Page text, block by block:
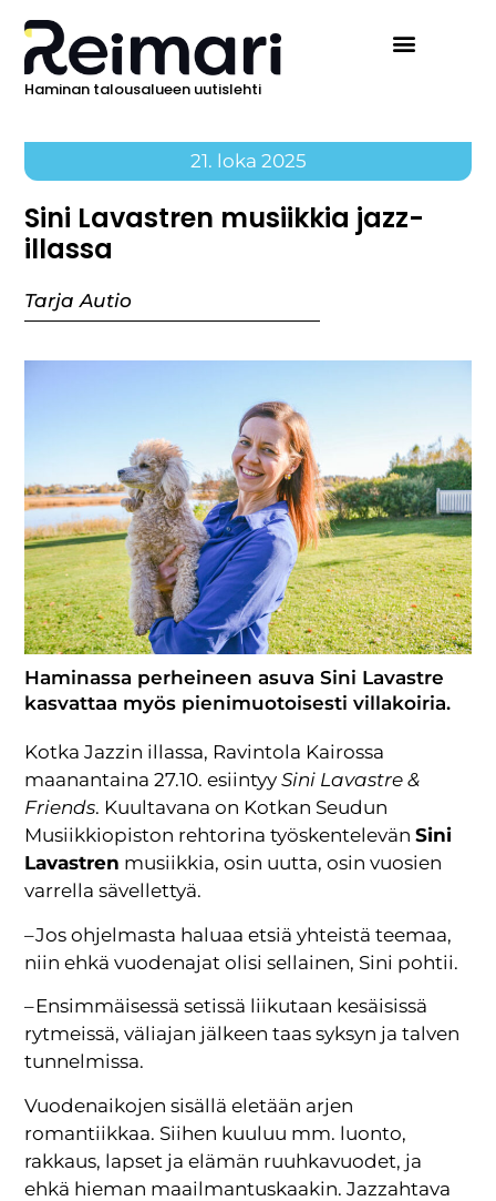
Haminan talousalueen uutislehti
21. loka 2025
Sini Lavastren musiikkia jazz-
illassa
Tarja Autio
Haminassa perheineen asuva Sini Lavastre
kasvattaa myös pienimuotoisesti villakoiria.
Kotka Jazzin illassa, Ravintola Kairossa
maanantaina 27.10. esiintyySini Lavastre &
Friends. Kuultavana on Kotkan Seudun
Musiikkiopiston rehtorina työskentelevänSini
Lavastren musiikkia, osin uutta, osin vuosien
varrella sävellettyä.
– Jos ohjelmasta haluaa etsiä yhteistä teemaa,
niin ehkä vuodenajat olisi sellainen, Sini pohtii.
– Ensimmäisessä setissä liikutaan kesäisissä
rytmeissä, väliajan jälkeen taas syksyn ja talven
tunnelmissa.
Vuodenaikojen sisällä eletään arjen
romantiikkaa. Siihen kuuluu mm. luonto,
rakkaus, lapset ja elämän ruuhkavuodet, ja
ehkä hieman maailmantuskaakin. Jazzahtava